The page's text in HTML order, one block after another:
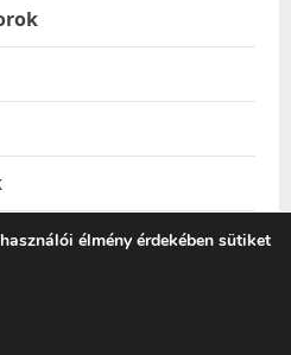
élmény érdekében sütiket